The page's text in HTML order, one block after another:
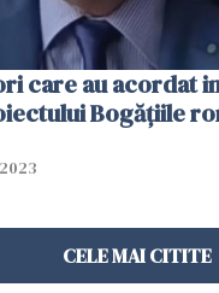
care au acordat
Bogățiile
CELE MAI CITITE